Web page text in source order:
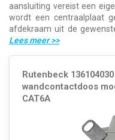
aansluiting vereist een
wordt een centraalplaat
afdekraam uit de
Lees meer>>
Rutenbeck
wandcontactdoos
CAT6A